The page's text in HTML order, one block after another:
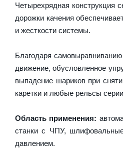
Четырехрядная конструкция
дорожки качения
и жесткости системы.
Благодаря
движение, обусловленное
выпадение шариков при
каретки и любые рельсы
Область применения:
станки с ЧПУ,
давлением.